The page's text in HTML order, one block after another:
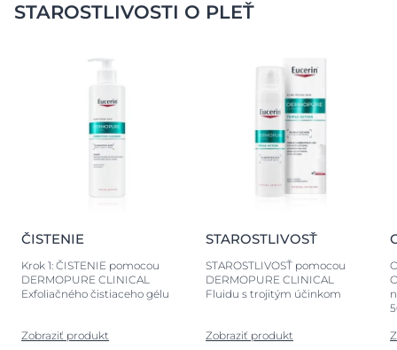
STAROSTLIVOSTI O PLEŤ
ČISTENIE
Krok 1: ČISTENIE pomocou
DERMOPURE CLINICAL
Exfoliačného čistiaceho gélu
Zobraziť produkt
STAROSTLIVOSŤ
STAROSTLIVOSŤ pomocou
DERMOPURE CLINICAL
Fluidu s trojitým účinkom
Zobraziť produkt